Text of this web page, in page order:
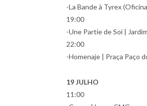
-La Bande à Tyrex
19:00
-Une Partie de Soi |
22:00
-Homenaje | Praça Paço
19 JULHO
11:00